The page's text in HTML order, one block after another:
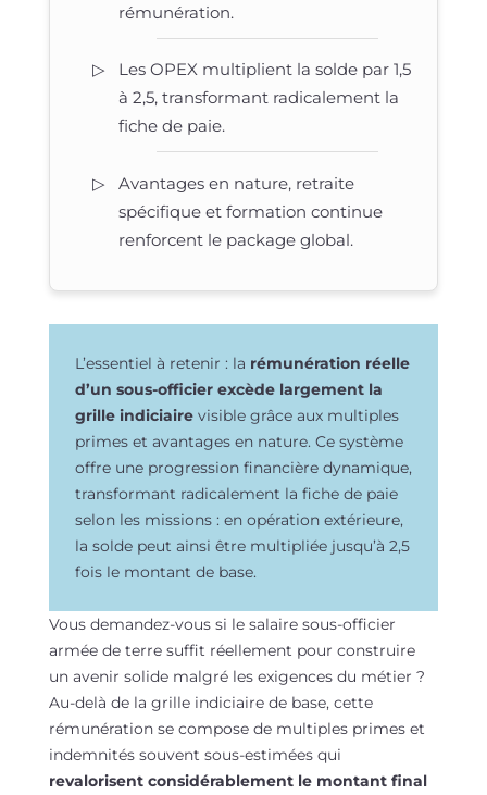
rémunération.
Les OPEX multiplient la solde par 1,5
à 2,5, transformant radicalement la
fiche de paie.
Avantages en nature, retraite
spécifique et formation continue
renforcent le package global.
L’essentiel à retenir : la rémunération réelle
d’un sous-officier excède largement la
grille indiciairevisible grâce aux multiples
primes et avantages en nature. Ce système
offre une progression financière dynamique,
transformant radicalement la fiche de paie
selon les missions : en opération extérieure,
la solde peut ainsi être multipliée jusqu’à 2,5
fois le montant de base.
Vous demandez-vous si le salaire sous-officier
armée de terre suffit réellement pour construire
un avenir solide malgré les exigences du métier ?
Au-delà de la grille indiciaire de base, cette
rémunération se compose de multiples primes et
indemnités souvent sous-estimées qui
revalorisent considérablement le montant final